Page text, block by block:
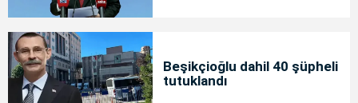
Beşikçioğlu dahil 40 şüpheli
tutuklandı